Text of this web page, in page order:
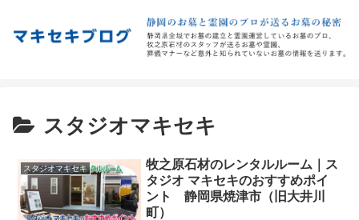
スタジオマキセキ
スタジオマキセキ
牧之原石材のレンタルルーム｜ス
タジオ マキセキのおすすめポイ
ント 静岡県焼津市（旧大井川
町）